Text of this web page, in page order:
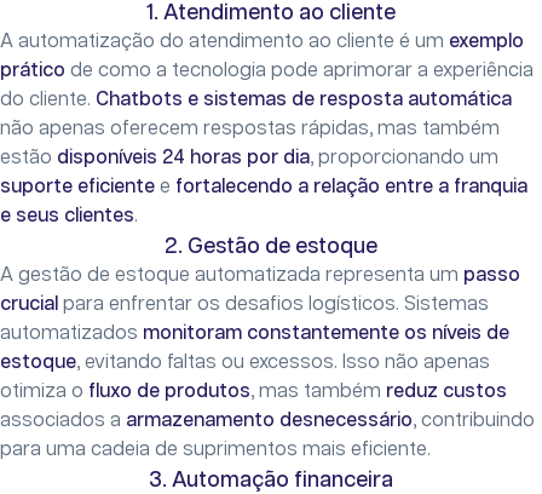
1. Atendimento ao cliente
A automatização do atendimento ao cliente é um exemplo
prático de como a tecnologia pode aprimorar a experiência
do cliente. Chatbots e sistemas de resposta automática
não apenas oferecem respostas rápidas, mas também
estão disponíveis 24 horas por dia, proporcionando um
suporte eficiente e fortalecendo a relação entre a franquia
e seus clientes.
2. Gestão de estoque
A gestão de estoque automatizada representa um passo
crucial para enfrentar os desafios logísticos. Sistemas
automatizados monitoram constantemente os níveis de
estoque, evitando faltas ou excessos. Isso não apenas
otimiza o fluxo de produtos, mas também reduz custos
associados a armazenamento desnecessário, contribuindo
para uma cadeia de suprimentos mais eficiente.
3. Automação financeira